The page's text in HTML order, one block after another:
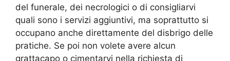
del funerale, dei necrologici o di consigliarvi
quali sono i servizi aggiuntivi, ma soprattutto si
occupano anche direttamente del disbrigo delle
pratiche. Se poi non volete avere alcun
grattacapo o cimentarvi nella richiesta di